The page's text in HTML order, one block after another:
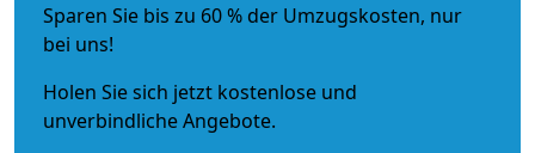
Sparen Sie bis zu 60 % der Umzugskosten, nur
bei uns!
Holen Sie sich jetzt kostenlose und
unverbindliche Angebote.